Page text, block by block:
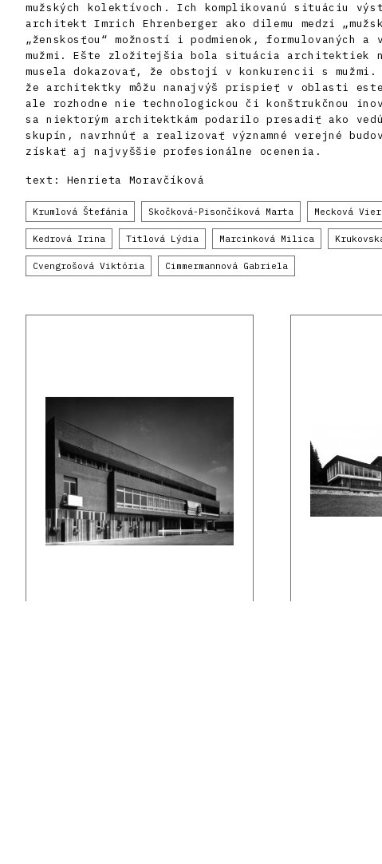
mužských kolektívoch. Ich komplikovanú situáciu
architekt Imrich Ehrenberger ako dilemu medzi
„ženskosťou“ možností i podmienok, formulovaných a
mužmi. Ešte zložitejšia bola situácia architektiek
musela dokazovať, že obstojí v konkurencii s
že architektky môžu nanajvýš prispieť v oblasti
ale rozhodne nie technologickou či konštrukčnou
sa niektorým architektkám podarilo presadiť ako
skupín, navrhnúť a realizovať významné verejné
získať aj najvyššie profesionálne ocenenia.
text: Henrieta Moravčíková
Krumlová Štefánia Skočková-Pisončíková Marta Mecková
Kedrová Irina Titlová Lýdia Marcinková Milica
Cvengrošová Viktória Cimmermannová Gabriela